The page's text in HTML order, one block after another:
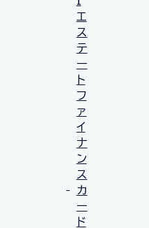
エ
ス
テ
ー
ト
フ
ァ
イ
ナ
ン
ス
カ
ー
ド